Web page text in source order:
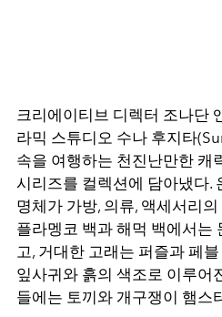
크리에이티브 디렉터 조나단
라믹 스튜디오 수나 후지타
속을 여행하는 천진난만한 캐
시리즈를 컬렉션에 담아냈다.
명체가 가방, 의류, 액세서리
플라멩코 백과 해먹 백에서는
고, 거대한 고래는 퍼즐과 페
잎사귀와 흙의 색조로 이루어
들에는 토끼와 개구쟁이 햄스